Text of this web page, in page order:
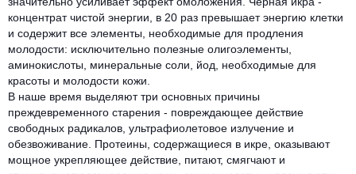
концентрат чистой энергии, в 20 раз превышает энергию клетки
и содержит все элементы, необходимые для продления
молодости: исключительно полезные олигоэлементы,
аминокислоты, минеральные соли, йод, необходимые для
красоты и молодости кожи.
В наше время выделяют три основных причины
преждевременного старения - повреждающее действие
свободных радикалов, ультрафиолетовое излучение и
обезвоживание. Протеины, содержащиеся в икре, оказывают
мощное укрепляющее действие, питают, смягчают и